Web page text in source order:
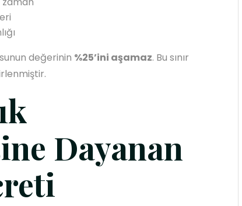
değerinin %25’ini aşamaz. Bu sınır
Dayanan